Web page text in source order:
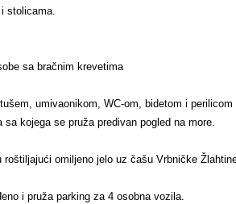
stolicama.
sa bračnim krevetima
umivaonikom, WC-om, bidetom i perilicom
kojega se pruža predivan pogled na more.
omiljeno jelo uz čašu Vrbničke
i pruža parking za 4 osobna vozila.